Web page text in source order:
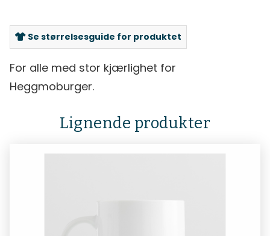
Se størrelsesguide for produktet
For alle med stor kjærlighet for
Heggmoburger.
Lignende produkter